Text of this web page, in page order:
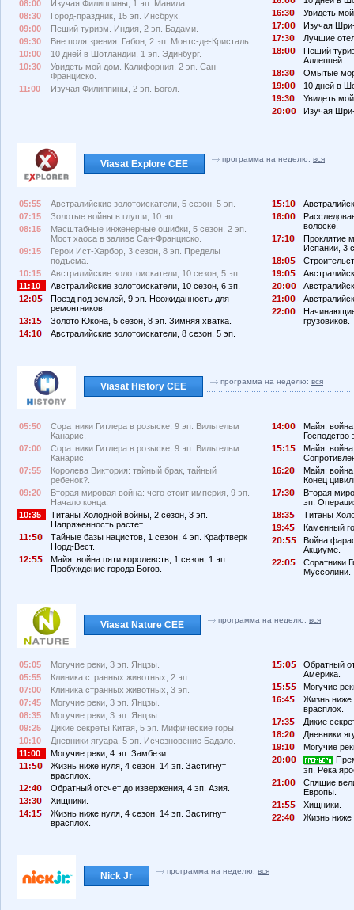
08:00
Изучая Филиппины, 1 эп. Манила.
08:30
Город-праздник, 15 эп. Инсбрук.
09:00
Пеший туризм. Индия, 2 эп. Бадами.
09:30
Вне поля зрения. Габон, 2 эп. Монтс-де-Кристаль.
10:00
10 дней в Шотландии, 1 эп. Эдинбург.
10:30
Увидеть мой дом. Калифорния, 2 эп. Сан-
Франциско.
11:00
Изучая Филиппины, 2 эп. Богол.
16:3
Увидеть
17:
Изучая
17:3
Лучшие
18:
Пеший
Аллеппей.
18:3
Омытые
19:
10 дней в
19:3
Увидеть
2
: Изучая
Viasat Explore CEE программа на неделю: вся
05:55
Австралийские золотоискатели, 5 сезон, 5 эп.
07:15
Золотые войны в глуши, 10 эп.
08:15
Масштабные инженерные ошибки, 5 сезон, 2 эп.
Мост хаоса в заливе Сан-Франциско.
09:15
Герои Ист-Харбор, 3 сезон, 8 эп. Пределы
подъема.
10:15
Австралийские золотоискатели, 10 сезон, 5 эп.
11:10
Австралийские золотоискатели, 10 сезон, 6 эп.
12:
Поезд под землей, 9 эп. Неожиданность для
ремонтников.
13:1
Золото Юкона, 5 сезон, 8 эп. Зимняя хватка.
14:1
Австралийские золотоискатели, 8 сезон, 5 эп.
1 :1
16:
волоске.
17:1
Проклятие
Испании, 3
18:
19:
2
:
21:
22:
грузовиков.
Viasat History CEE программа на неделю: вся
05:50
Соратники Гитлера в розыске, 9 эп. Вильгельм
Канарис.
07:00
Соратники Гитлера в розыске, 9 эп. Вильгельм
Канарис.
07:55
Королева Виктория: тайный брак, тайный
ребенок?.
09:20
Вторая мировая война: чего стоит империя, 9 эп.
Начало конца.
10:35
Титаны Холодной войны, 2 сезон, 3 эп.
Напряженность растет.
11:
Тайные базы нацистов, 1 сезон, 4 эп. Крафтверк
Норд-Вест.
12:
Майя: война пяти королевств, 1 сезон, 1 эп.
Пробуждение города Богов.
14:
Майя: война
1
:1
Майя: война
16:2
Майя: война
Конец
17:3
Вторая
эп.
18:3
Титаны
19:4
Каменный
2
:
Война
Акциуме.
22:
Соратники
Муссолини.
Viasat Nature CEE программа на неделю: вся
05:05
Могучие реки, 3 эп. Янцзы.
05:55
Клиника странных животных, 2 эп.
07:00
Клиника странных животных, 3 эп.
07:45
Могучие реки, 3 эп. Янцзы.
08:35
Могучие реки, 3 эп. Янцзы.
09:25
Дикие секреты Китая, 5 эп. Мифические горы.
10:10
Дневники ягуара, 5 эп. Исчезновение Бадало.
11:00
Могучие реки, 4 эп. Замбези.
11:
Жизнь ниже нуля, 4 сезон, 14 эп. Застигнут
врасплох.
12:4
Обратный отсчет до извержения, 4 эп. Азия.
13:3
Хищники.
14:1
Жизнь ниже нуля, 4 сезон, 14 эп. Застигнут
врасплох.
1 :
Обратный
Америка.
1
:
Могучие
16:4
Жизнь ниже
врасплох.
17:3
Дикие
18:2
Дневники
19:1
Могучие
2
:
эп. Река
21:
Спящие
Европы.
21:
Хищники.
22:4
Жизнь ниже
Nick Jr программа на неделю: вся